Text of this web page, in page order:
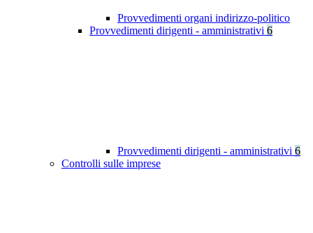
Provvedimenti organi indirizzo-politico
Provvedimenti dirigenti - amministrativi 6
Provvedimenti dirigenti - amministrativi 6
Controlli sulle imprese